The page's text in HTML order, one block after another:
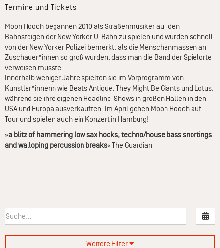
Termine und Tickets
Moon Hooch begannen 2010 als Straßenmusiker auf den
Bahnsteigen der New Yorker U-Bahn zu spielen und wurden schnell
von der New Yorker Polizei bemerkt, als die Menschenmassen an
Zuschauer*innen so groß wurden, dass man die Band der Spielorte
verweisen musste.
Innerhalb weniger Jahre spielten sie im Vorprogramm von
Künstler*innenn wie Beats Antique, They Might Be Giants und Lotus,
während sie ihre eigenen Headline-Shows in großen Hallen in den
USA und Europa ausverkauften. Im April gehen Moon Hooch auf
Tour und spielen auch ein Konzert in Hamburg!
»a blitz of hammering low sax hooks, techno/house bass snortings
and walloping percussion breaks« The Guardian
Weitere Filter